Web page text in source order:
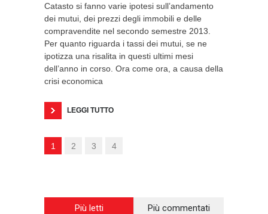
Catasto si fanno varie ipotesi sull’andamento
dei mutui, dei prezzi degli immobili e delle
compravendite nel secondo semestre 2013.
Per quanto riguarda i tassi dei mutui, se ne
ipotizza una risalita in questi ultimi mesi
dell’anno in corso. Ora come ora, a causa della
crisi economica
LEGGI TUTTO
1 2 3 4
Più letti Più commentati